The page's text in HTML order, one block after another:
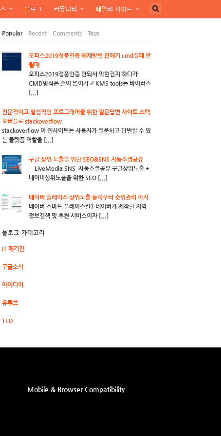
블로그 커뮤니티 페밀리 사이트
Popular Recent Comments Tags
오피스2019정품인증 해제방법 없애기 cmd실패 안
될때
오피스2019정품인증 안되서 막힌건지 하다가
CMD방식은 손이 많이가고 KMS tools는 바이러스
[...]
전문적이고 열성적인 프로그래머를 위한 질문답변 사이트 스텍
오버플로 stackoverflow
stackoverflow 이 웹사이트는 사용자가 질문하고 답변할 수 있
는 플랫폼 역할을 [...]
구글 상위 노출을 위한 SEO&SNS 자동소셜공유
LiveMedia SNS 자동소셜공유 구글상위노출 +
네이버상위노출을 위한 SEO [...]
네이버 플레이스 상위노출 등록부터 순위관리 까지
네이버 스마트 플레이스란? 네이버가 제작한 지역
정보검색 및 추천 서비스이자 [...]
블로그 카테고리
IT 매거진
구글소식
아이디어
유튜브
TED
Mobile & Browser Compatibility